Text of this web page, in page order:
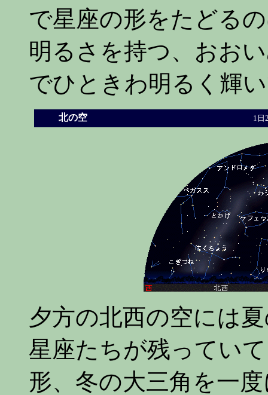
で星座の形をたどる
明るさを持つ、おお
でひときわ明るく輝
北の空 1日
夕方の北西の空には
星座たちが残ってい
形、冬の大三角を一